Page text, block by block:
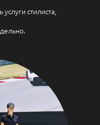
стилиста,